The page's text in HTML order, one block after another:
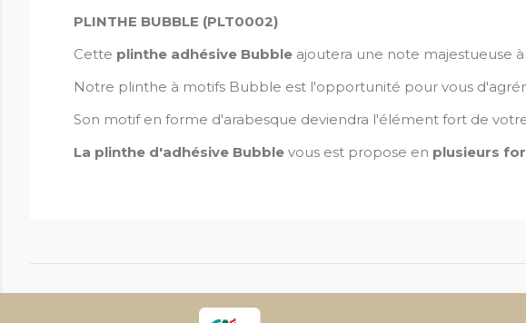
PLINTHE BUBBLE (PLT0002)
Cette plinthe adhésive Bubble ajoutera une note majestueuse
Notre plinthe à motifs Bubble est l'opportunité pour vous
Son motif en forme d'arabesque deviendra l'élément fort de
La plinthe d'adhésive Bubble vous est propose en plusieurs